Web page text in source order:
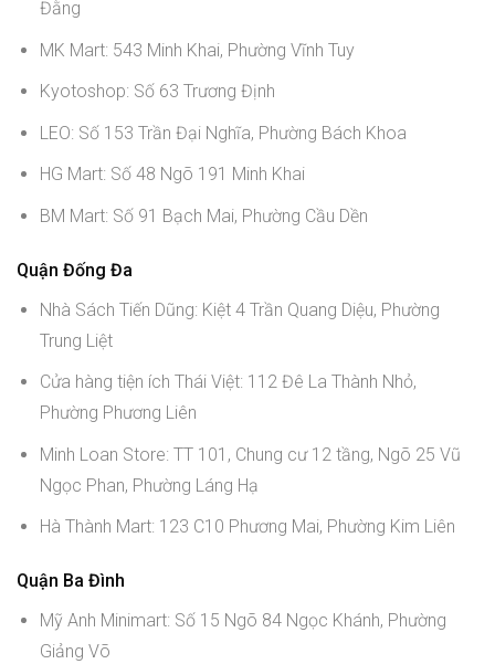
Đằng
MK Mart: 543 Minh Khai, Phường Vĩnh Tuy
Kyotoshop: Số 63 Trương Định
LEO: Số 153 Trần Đại Nghĩa, Phường Bách Khoa
HG Mart: Số 48 Ngõ 191 Minh Khai
BM Mart: Số 91 Bạch Mai, Phường Cầu Dền
Quận Đống Đa
Nhà Sách Tiến Dũng: Kiệt 4 Trần Quang Diệu, Phường
Trung Liệt
Cửa hàng tiện ích Thái Việt: 112 Đê La Thành Nhỏ,
Phường Phương Liên
Minh Loan Store: TT 101, Chung cư 12 tầng, Ngõ 25 Vũ
Ngọc Phan, Phường Láng Hạ
Hà Thành Mart: 123 C10 Phương Mai, Phường Kim Liên
Quận Ba Đình
Mỹ Anh Minimart: Số 15 Ngõ 84 Ngọc Khánh, Phường
Giảng Võ